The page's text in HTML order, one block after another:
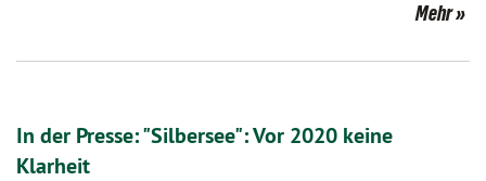
Mehr
In der Presse: "Silbersee": Vor 2020 keine
Klarheit